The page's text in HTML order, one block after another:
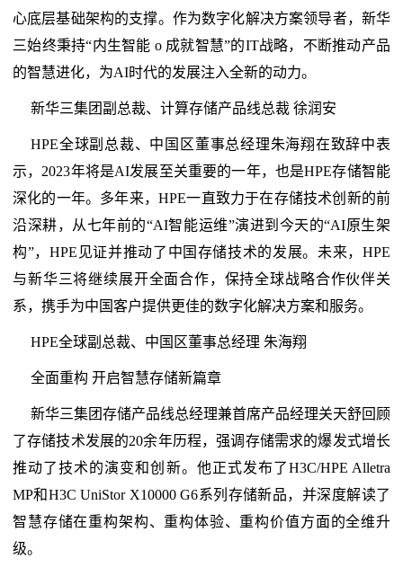
心底层基础架构的支撑。作为数字化解决方案领导者，新华
三始终秉持“内生智能 o 成就智慧”的IT战略，不断推动产品
的智慧进化，为AI时代的发展注入全新的动力。
新华三集团副总裁、计算存储产品线总裁 徐润安
HPE全球副总裁、中国区董事总经理朱海翔在致辞中表
示，2023年将是AI发展至关重要的一年，也是HPE存储智能
深化的一年。多年来，HPE一直致力于在存储技术创新的前
沿深耕，从七年前的“AI智能运维”演进到今天的“AI原生架
构”，HPE见证并推动了中国存储技术的发展。未来，HPE
与新华三将继续展开全面合作，保持全球战略合作伙伴关
系，携手为中国客户提供更佳的数字化解决方案和服务。
HPE全球副总裁、中国区董事总经理 朱海翔
全面重构 开启智慧存储新篇章
新华三集团存储产品线总经理兼首席产品经理关天舒回顾
了存储技术发展的20余年历程，强调存储需求的爆发式增长
推动了技术的演变和创新。他正式发布了H3C/HPE Alletra
MP和H3C UniStor X10000 G6系列存储新品，并深度解读了
智慧存储在重构架构、重构体验、重构价值方面的全维升
级。